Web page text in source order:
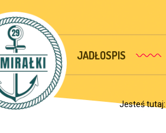
JADŁOSPIS
Jesteś tutaj: